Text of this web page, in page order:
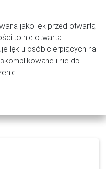
jako lęk przed otwartą
to nie otwarta
lęk u osób cierpiących na
i nie do